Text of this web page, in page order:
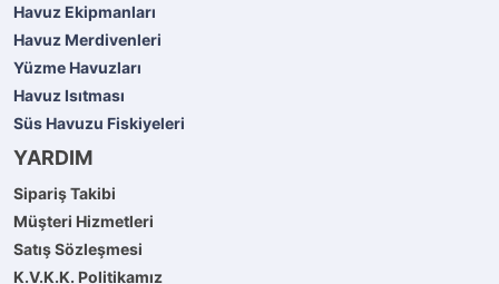
Havuz Ekipmanları
Havuz Merdivenleri
Yüzme Havuzları
Havuz Isıtması
Süs Havuzu Fiskiyeleri
YARDIM
Sipariş Takibi
Müşteri Hizmetleri
Satış Sözleşmesi
K.V.K.K. Politikamız